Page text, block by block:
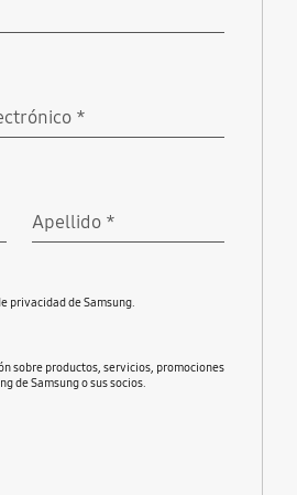
*
Apellido *
privacidad de Samsung.
sobre productos, servicios, promociones
de Samsung o sus socios.